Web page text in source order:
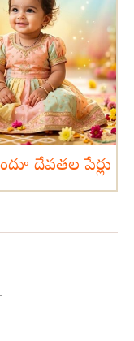
దేవతల పేర్లు